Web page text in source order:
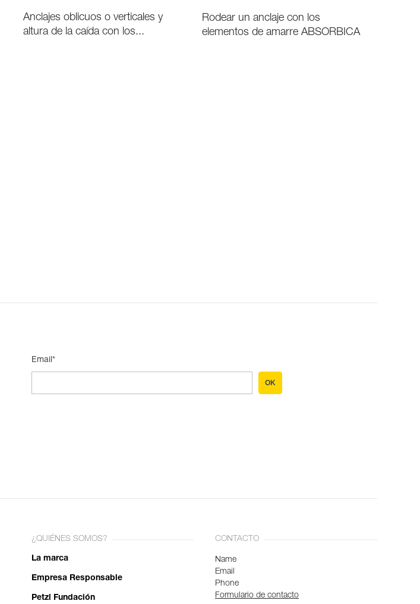
Anclajes oblicuos o verticales y
altura de la caída con los...
Rodear un anclaje con los
elementos de amarre ABSORBICA
Email*
OK
¿QUIÉNES SOMOS?
La marca
Empresa Responsable
Petzl Fundación
CONTACTO
Name
Email
Phone
Formulario de contacto